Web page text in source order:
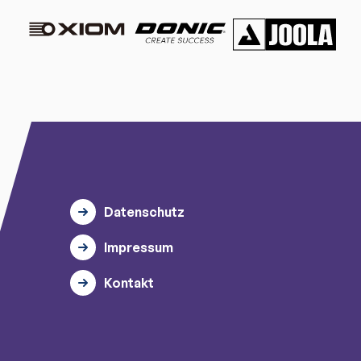
Datenschutz
Impressum
Kontakt